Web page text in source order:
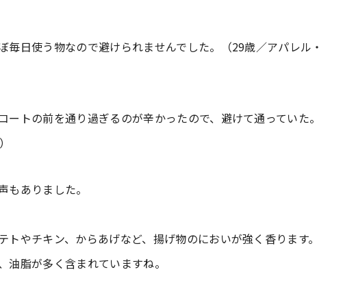
日使う物なので避けられませんでした。（29歳／アパレル・
トの前を通り過ぎるのが辛かったので、避けて通っていた。
もありました。
やチキン、からあげなど、揚げ物のにおいが強く香ります。
脂が多く含まれていますね。